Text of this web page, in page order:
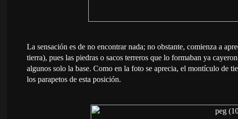
La sensación es de no encontrar nada; no obstante, comienza a
tierra), pues las piedras o sacos terreros que lo formaban ya
algunos solo la base. Como en la foto se aprecia, el montículo de
los parapetos de esta posición.